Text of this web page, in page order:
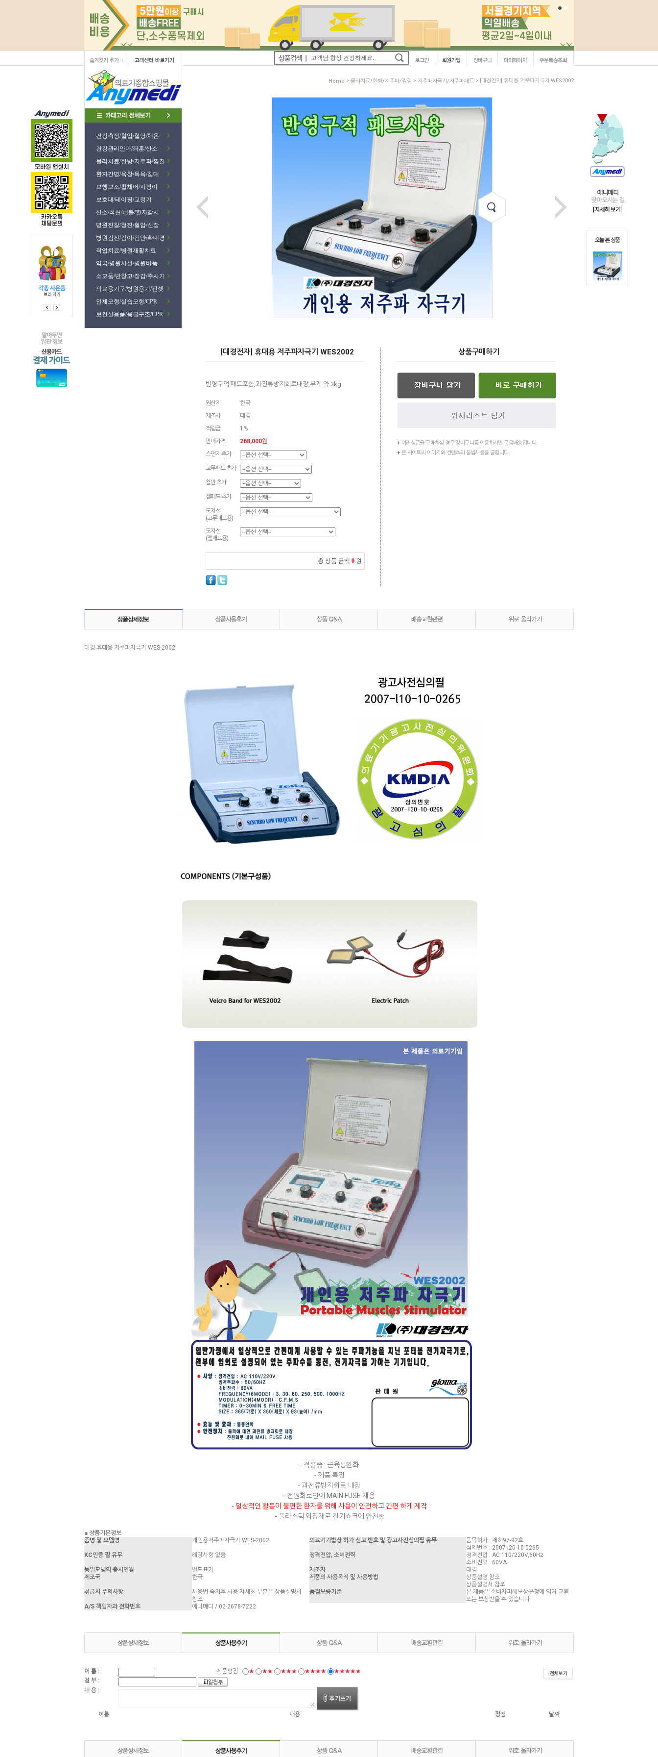
건강측정/혈압/혈당/체온
건강관리안마/좌훈/산소
물리치료/한방/저주파/찜질
환자간병/욕창/목욕/침대
보행보조/휠체어/지팡이
보호대/테이핑/교정기
산소/석션/네블/환자감시
병원진찰/청진/혈압/신장
병원검진/검이/검안/확대경
작업치료/병원재활치료
약국/병원시설/병원비품
소모품/반창고/장갑/주사기
의료용기구/병원용기/핀셋
인체모형/실습모형/CPR
보건실용품/응급구조/CPR
Home > 물리치료/한방/저주파/찜질 > 저주파자극기/저주파패드 > [대경전자] 휴대용 저주파자극기 WES2002
[대경전자] 휴대용 저주파자극기 WES2002
반영구적 패드포함,과전류방지회로내장,무게 약 3kg
원산지
한국
제조사
대경
적립금
1%
판매가격
268,000원
스펀지 추가
고무패드 추가
철판 추가
젤패드 추가
도자선
(고무패드용)
도자선
(젤패드용)
총 상품 금액 0 원
상품구매하기
+여러상품을 구매하실 경우 장바구니를 이용하시면 묶음배송됩니다.
+본 사이트의 이미지와 컨텐츠의 불법사용을 금합니다.
대경 휴대용 저주파자극기 WES-2002
- 적응증 : 근육통완화
- 제품 특징
- 과전류방지회로 내장
- 전원회로안에 MAIN FUSE 채용
- 일상적인 활동이 불편한 환자를 위해 사용이 안전하고 간편 하게 제작
- 플라스틱 외장재로 전기쇼크에 안전 함
■ 상품기본정보
품명 및 모델명
개인용저주파자극기 WES-2002 의료기기법상 허가 신고 번호 및 광고사전심의필 유무
품목허가 : 제허97-92호
심의번호 : 2007-I20-10-0265
KC인증 필 유무
해당사항 없음 정격전압, 소비전력
정격전압 : AC 110/220V,60Hz
소비전력 : 60VA
동일모델의 출시연월
별도표기 제조자
대경
제조국
한국 제품의 사용목적 및 사용방법
상품설명 참조
상품설명서 참조
취급시 주의사항
사용법 숙지후 사용 자세한 부분은 상품설명서
참조
품질보증기준
본 제품은 소비자피해보상규정에 의거 교환
또는 보상받을 수 있습니다
A/S 책임자와 전화번호
애니메디 / 02-2678-7222
이 름 : 제품평점 : ★ ★★ ★★★ ★★★★
★★★★★
첨 부 :
내 용 :
이름 내용 평점 날짜